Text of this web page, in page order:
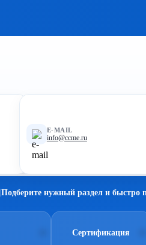
E-MAIL
info@ccme.ru
Подберите нужный раздел и быстро
Сертификация